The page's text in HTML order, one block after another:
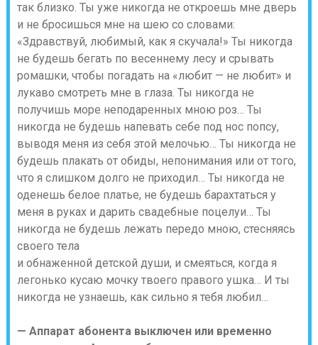
так близко. Ты уже никогда не откроешь мне дверь
и не бросишься мне на шею со словами:
«Здравствуй, любимый, как я скучала!» Ты никогда
не будешь бегать по весеннему лесу и срывать
ромашки, чтобы погадать на «любит — не любит» и
лукаво смотреть мне в глаза. Ты никогда не
получишь море неподаренных мною роз… Ты
никогда не будешь напевать себе под нос попсу,
выводя меня из себя этой мелочью… Ты никогда не
будешь плакать от обиды, непонимания или от того,
что я слишком долго не приходил… Ты никогда не
оденешь белое платье, не будешь барахтаться у
меня в руках и дарить свадебные поцелуи… Ты
никогда не будешь лежать передо мною, стесняясь
своего тела
и обнаженной детской души, и смеяться, когда я
легонько кусаю мочку твоего правого ушка… И ты
никогда не узнаешь, как сильно я тебя любил…
— Аппарат абонента выключен или временно